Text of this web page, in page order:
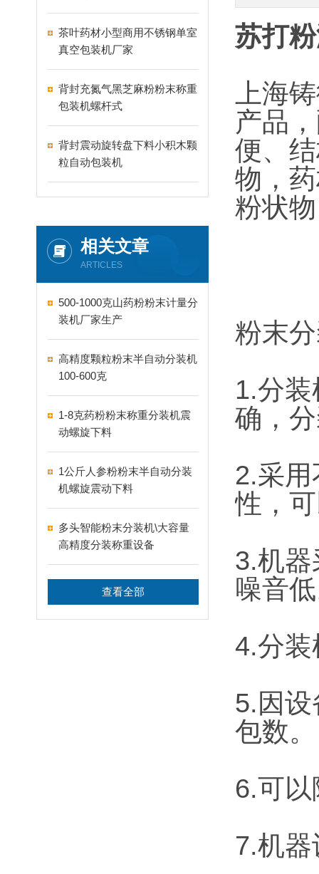
茶叶药材小型商用不锈钢单室
真空包装机厂家
背封充氮气黑芝麻粉粉末称重
包装机螺杆式
背封震动旋转盘下料小积木颗
粒自动包装机
相关文章
ARTICLES
500-1000克山药粉粉末计量分
装机厂家生产
高精度颗粒粉末半自动分装机
100-600克
1-8克药粉粉末称重分装机震
动螺旋下料
1公斤人参粉粉末半自动分装
机螺旋震动下料
多头智能粉末分装机\大容量
高精度分装称重设备
查看全部
苏打
上海
产品
便、
物，
粉状
粉末
1.分
确，
2.采
性，
3.机
噪音
4.分
5.因
包数。
6.可
7.机